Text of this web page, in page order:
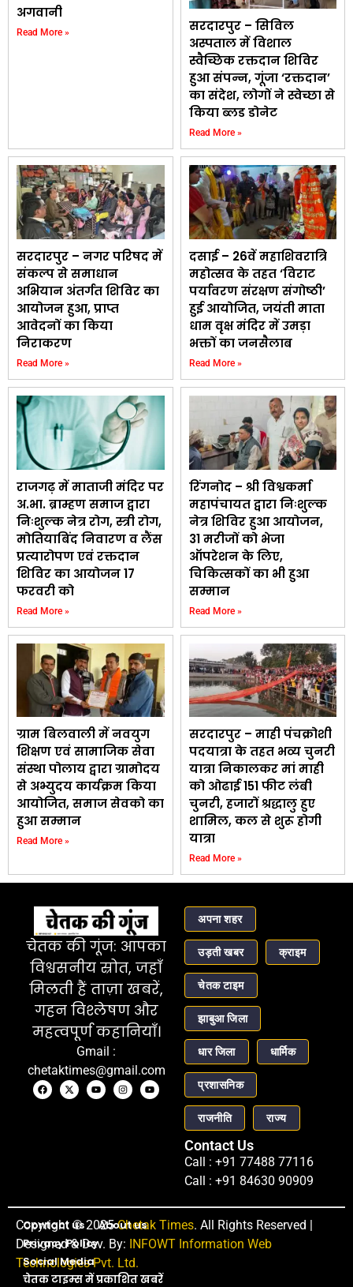
अगवानी
Read More »
सरदारपुर – सिविल
अस्पताल में विशाल
स्वैच्छिक रक्तदान शिविर
हुआ संपन्न, गूंजा ‘रक्तदान’
का संदेश, लोगों ने स्वेच्छा से
किया ब्लड डोनेट
Read More »
सरदारपुर – नगर परिषद में
संकल्प से समाधान
अभियान अंतर्गत शिविर का
आयोजन हुआ, प्राप्त
आवेदनों का किया
निराकरण
Read More »
दसाई – 26वें महाशिवरात्रि
महोत्सव के तहत ‘विराट
पर्यावरण संरक्षण संगोष्ठी’
हुई आयोजित, जयंती माता
धाम वृक्ष मंदिर में उमड़ा
भक्तों का जनसैलाब
Read More »
राजगढ़ में माताजी मंदिर पर
अ.भा. ब्राम्हण समाज द्वारा
निःशुल्क नेत्र रोग, स्त्री रोग,
मोतियाबिंद निवारण व लैंस
प्रत्यारोपण एवं रक्तदान
शिविर का आयोजन 17
फरवरी को
Read More »
रिंगनोद – श्री विश्वकर्मा
महापंचायत द्वारा निःशुल्क
नेत्र शिविर हुआ आयोजन,
31 मरीजों को भेजा
ऑपरेशन के लिए,
चिकित्सकों का भी हुआ
सम्मान
Read More »
ग्राम बिलवाली में नवयुग
शिक्षण एवं सामाजिक सेवा
संस्था पोलाय द्वारा ग्रामोदय
से अभ्युदय कार्यक्रम किया
आयोजित, समाज सेवको का
हुआ सम्मान
Read More »
सरदारपुर – माही पंचक्रोशी
पदयात्रा के तहत भव्य चुनरी
यात्रा निकालकर मां माही
को ओढाई 151 फीट लंबी
चुनरी, हजारों श्रद्धालु हुए
शामिल, कल से शुरू होगी
यात्रा
Read More »
चेतक की गूंज: आपका
विश्वसनीय स्रोत, जहाँ
मिलती हैं ताज़ा खबरें,
गहन विश्लेषण और
महत्वपूर्ण कहानियाँ।
Gmail :
chetaktimes@gmail.com
अपना शहर
उड़ती खबर क्राइम
चेतक टाइम
झाबुआ जिला
धार जिला धार्मिक
प्रशासनिक
राजनीति राज्य
Contact Us
Call : +91 77488 77116
Call : +91 84630 90909
Contact us
About us
Privacy Policy
Social Media
चेतक टाइम्स में प्रकाशित खबरें
Copyright © 2025Chetak Times. All Rights Reserved |
Designed & Dev. By: INFOWT Information Web
Technologies Pvt. Ltd.